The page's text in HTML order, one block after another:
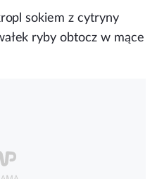
sokiem z cytryny
ryby obtocz w mące